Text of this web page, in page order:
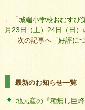
←「城端小学校おむすび
月23日（土）24日（日）
次の記事へ「好評に
最新のお知らせ一覧
地元産の『種無し巨